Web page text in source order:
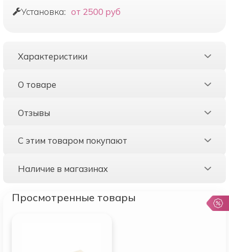
Установка: от 2500 руб
Характеристики
О товаре
Отзывы
С этим товаром покупают
Наличие в магазинах
Просмотренные товары